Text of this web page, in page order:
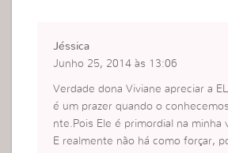
Jéssica
Junho 25, 2014 às 13:06
Verdade dona Viviane apreciar a
é um prazer quando o
nte.Pois Ele é primordial na minha
E realmente não há como forçar,